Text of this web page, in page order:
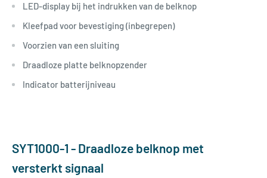
LED-display bij het indrukken van de belknop
Kleefpad voor bevestiging (inbegrepen)
Voorzien van een sluiting
Draadloze platte belknopzender
Indicator batterijniveau
SYT1000-1 - Draadloze belknop met
versterkt signaal